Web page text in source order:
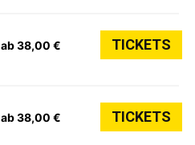
ab 38,00 € TICKETS
ab 38,00 € TICKETS